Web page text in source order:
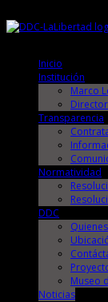
Inicio
Institución
Marco
Transparencia
Normatividad
DDC
Museo
Noticias